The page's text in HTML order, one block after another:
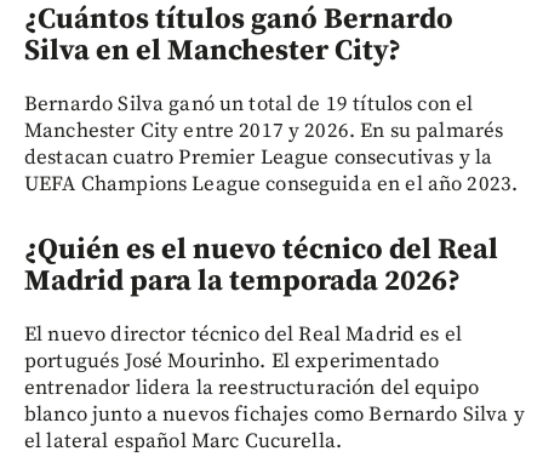
¿Cuántos títulos ganó Bernardo
Silva en el Manchester City?
Bernardo Silva ganó un total de 19 títulos con el
Manchester City entre 2017 y 2026. En su palmarés
destacan cuatro Premier League consecutivas y la
UEFA Champions League conseguida en el año 2023.
¿Quién es el nuevo técnico del Real
Madrid para la temporada 2026?
El nuevo director técnico del Real Madrid es el
portugués José Mourinho. El experimentado
entrenador lidera la reestructuración del equipo
blanco junto a nuevos fichajes como Bernardo Silva y
el lateral español Marc Cucurella.